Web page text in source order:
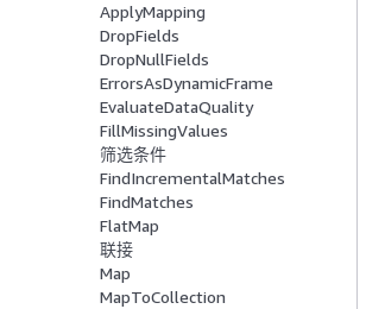
ApplyMapping
DropFields
DropNullFields
ErrorsAsDynamicFrame
EvaluateDataQuality
FillMissingValues
筛选条件
FindIncrementalMatches
FindMatches
FlatMap
联接
Map
MapToCollection